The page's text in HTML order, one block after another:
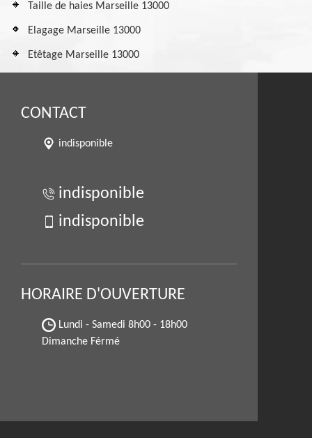
Taille de haies Marseille 13000
Elagage Marseille 13000
Etêtage Marseille 13000
CONTACT
indisponible
indisponible
indisponible
HORAIRE D'OUVERTURE
Lundi - Samedi 8h00 - 18h00
Dimanche Férmé